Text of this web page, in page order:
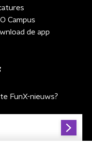
Campus
de app
FunX-nieuws?